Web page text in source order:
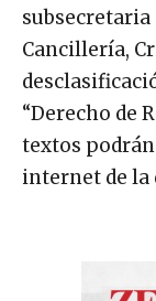
Cancillería,
“Derecho de
textos
internet de la